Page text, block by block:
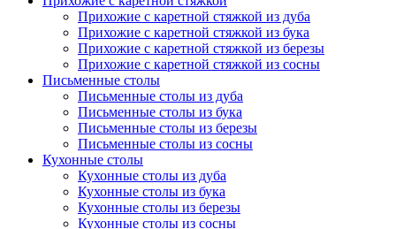
Прихожие с каретной стяжкой из дуба
Прихожие с каретной стяжкой из бука
Прихожие с каретной стяжкой из березы
Прихожие с каретной стяжкой из сосны
Письменные столы
Письменные столы из дуба
Письменные столы из бука
Письменные столы из березы
Письменные столы из сосны
Кухонные столы
Кухонные столы из дуба
Кухонные столы из бука
Кухонные столы из березы
Кухонные столы из сосны